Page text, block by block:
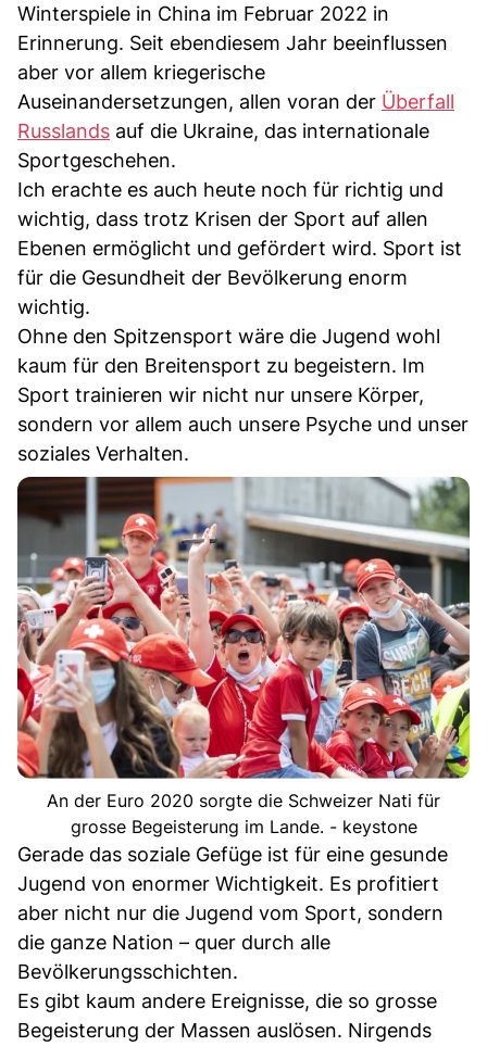
Winterspiele in China im Februar 2022 in
Erinnerung. Seit ebendiesem Jahr beeinflussen
aber vor allem kriegerische
Auseinandersetzungen, allen voran der Überfall
Russlands auf die Ukraine, das internationale
Sportgeschehen.
Ich erachte es auch heute noch für richtig und
wichtig, dass trotz Krisen der Sport auf allen
Ebenen ermöglicht und gefördert wird. Sport ist
für die Gesundheit der Bevölkerung enorm
wichtig.
Ohne den Spitzensport wäre die Jugend wohl
kaum für den Breitensport zu begeistern. Im
Sport trainieren wir nicht nur unsere Körper,
sondern vor allem auch unsere Psyche und unser
soziales Verhalten.
An der Euro 2020 sorgte die Schweizer Nati für
grosse Begeisterung im Lande. - keystone
Gerade das soziale Gefüge ist für eine gesunde
Jugend von enormer Wichtigkeit. Es profitiert
aber nicht nur die Jugend vom Sport, sondern
die ganze Nation – quer durch alle
Bevölkerungsschichten.
Es gibt kaum andere Ereignisse, die so grosse
Begeisterung der Massen auslösen. Nirgends